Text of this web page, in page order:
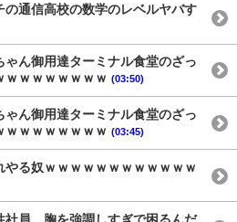
の通信高校の数学のレベルヤバす
ゃん御用達ターミナル食堂のざっ
ｗｗｗｗｗｗｗ (03:50)
ゃん御用達ターミナル食堂のざっ
ｗｗｗｗｗｗｗ (03:45)
やる奴ｗｗｗｗｗｗｗｗｗｗｗｗ